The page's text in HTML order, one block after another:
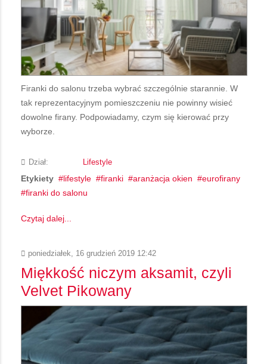
Firanki do salonu trzeba wybrać szczególnie starannie. W
tak reprezentacyjnym pomieszczeniu nie powinny wisieć
dowolne firany. Podpowiadamy, czym się kierować przy
wyborze.
Dział: Lifestyle
Etykiety lifestyle firanki aranżacja okien
eurofirany
firanki do salonu
Czytaj dalej...
poniedziałek, 16 grudzień 2019 12:42
Miękkość niczym aksamit, czyli
Velvet Pikowany